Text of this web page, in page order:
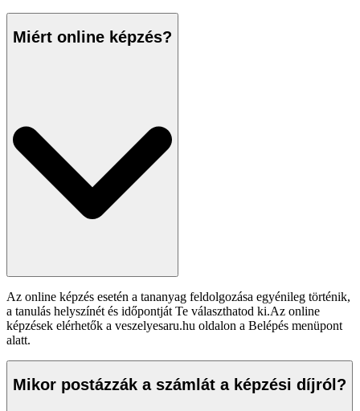
Miért online képzés?
Az online képzés esetén a tananyag feldolgozása egyénileg történik,
a tanulás helyszínét és időpontját Te választhatod ki.Az online
képzések elérhetők a veszelyesaru.hu oldalon a Belépés menüpont
alatt.
Mikor postázzák a számlát a képzési díjról?